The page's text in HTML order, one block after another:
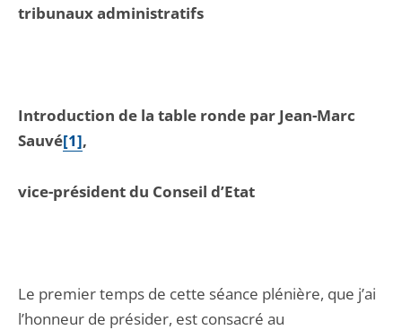
tribunaux administratifs
Introduction de la table ronde par Jean-Marc
Sauvé[1],
vice-président du Conseil d’Etat
Le premier temps de cette séance plénière, que j’ai
l’honneur de présider, est consacré au